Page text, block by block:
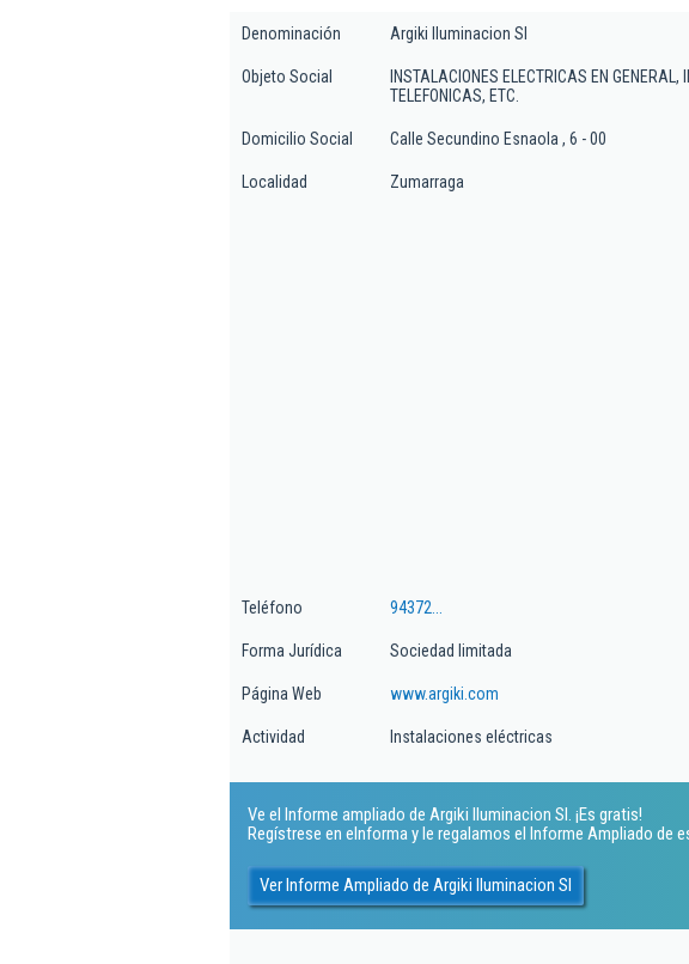
Denominación Argiki Iluminacion Sl
Objeto Social
INSTALACIONES ELECTRICAS EN
TELEFONICAS, ETC.
Domicilio Social Calle Secundino Esnaola , 6 - 00
Localidad Zumarraga
Teléfono 94372...
Forma Jurídica Sociedad limitada
Página Web www.argiki.com
Actividad Instalaciones eléctricas
Ve el Informe ampliado de Argiki Iluminacion Sl. ¡Es gratis!
Regístrese en eInforma y le regalamos el Informe Ampliado de
Ver Informe Ampliado de Argiki Iluminacion Sl